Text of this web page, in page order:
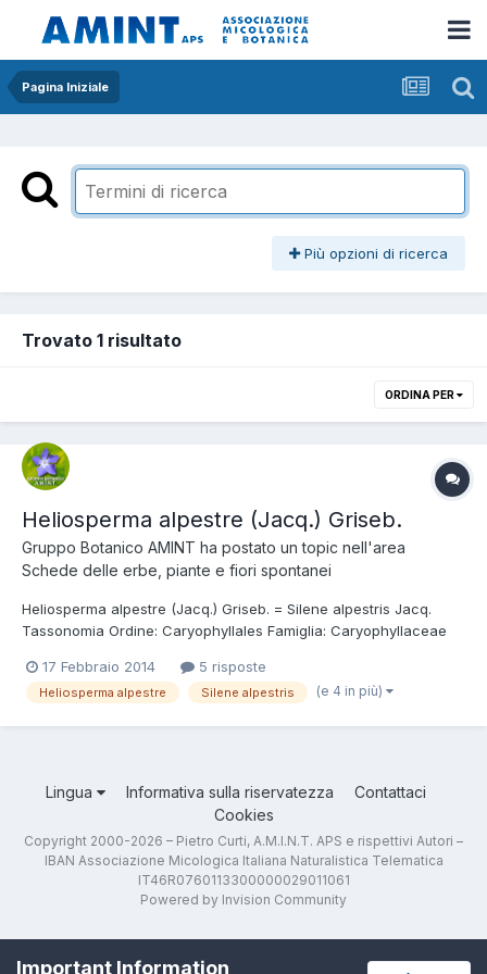
Pagina Iniziale
Più opzioni di ricerca
Trovato 1 risultato
ORDINA PER
Heliosperma alpestre (Jacq.) Griseb.
Gruppo Botanico AMINT ha postato un topic nell'area
Schede delle erbe, piante e fiori spontanei
Heliosperma alpestre (Jacq.) Griseb. = Silene alpestris Jacq.
Tassonomia Ordine: Caryophyllales Famiglia: Caryophyllaceae
perenne, cespitosa, alta fino a 30 cm; radice fittonante, fusto
sottile, ascendente o...
17 Febbraio 2014 5 risposte
Heliosperma alpestre Silene alpestris (e 4 in più)
Lingua Informativa sulla riservatezza
Contattaci
Cookies
Copyright 2000-2026 – Pietro Curti, A.M.I.N.T. APS e rispettivi Autori –
IBAN Associazione Micologica Italiana Naturalistica Telematica
IT46R0760113300000029011061
Powered by Invision Community
Important Information